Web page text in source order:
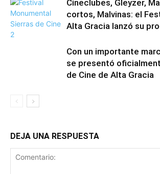
Cineclubes, Gleyzer,
cortos, Malvinas: el
Alta Gracia lanzó su
Con un importante
se presentó
de Cine de Alta Gracia
DEJA UNA RESPUESTA